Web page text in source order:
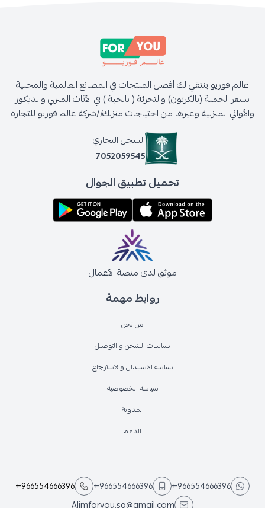
روابط مهمة
من نحن
سياسات الشحن و التوصيل
سياسة الاستبدال والاسترجاع
سياسة الخصوصية
المدونة
الدعم
عالم فوريو ينتقي لك أفضل المنتجات في المصانع العالمية والمحلية
بسعر الجملة (بالكرتون) والتجزئة ( بالحبة ) في الأثاث المنزلي والديكور
والأواني المنزلية وغيرها من احتياجات منزلك//شركة عالم فوريو للتجارة
السجل التجاري
7052059545
تحميل تطبيق الجوال
موثق لدى منصة الأعمال
+966554666396
+966554666396
+966554666396
Alimforyou.sa@gmail.com